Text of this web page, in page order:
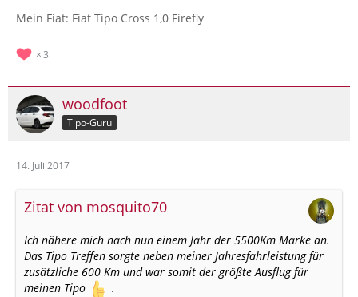
Mein Fiat: Fiat Tipo Cross 1,0 Firefly
3
woodfoot
Tipo-Guru
14. Juli 2017
Zitat von mosquito70
Ich nähere mich nach nun einem Jahr der 5500Km Marke an.
Das Tipo Treffen sorgte neben meiner Jahresfahrleistung für
zusätzliche 600 Km und war somit der größte Ausflug für
meinen Tipo
.